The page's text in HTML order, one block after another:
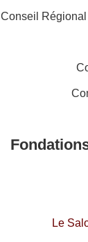
Conseil
Le